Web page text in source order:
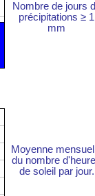
Nombre de jours
précipitations ≥ 1
mm
Moyenne
du nombre
de soleil par jour.